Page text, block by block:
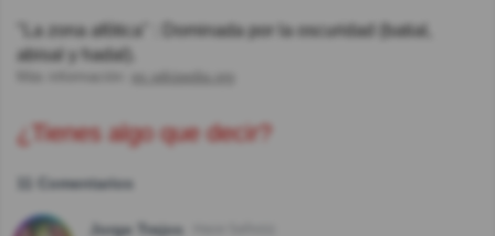
"La zona afótica" : Dominada por la oscuridad (batial,
abisal y hadal).
¿Tienes algo que decir?
11 Comentarios
Jorge Trejos